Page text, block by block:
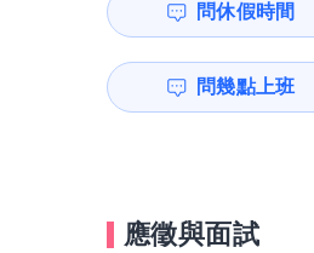
問休假時間
問幾點上班
應徵與面試